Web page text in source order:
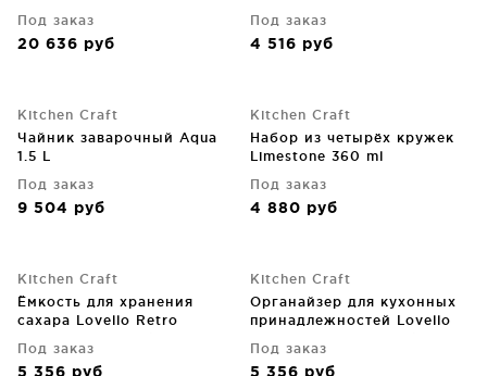
Под заказ
20 636 руб
Под заказ
4 516 руб
Kitchen Craft
Чайник заварочный Aqua
1.5 L
Под заказ
9 504 руб
Kitchen Craft
Набор из четырёх кружек
Limestone 360 ml
Под заказ
4 880 руб
Kitchen Craft
Ёмкость для хранения
сахара Lovello Retro
Под заказ
5 356 руб
Kitchen Craft
Органайзер для кухонных
принадлежностей Lovello
Под заказ
5 356 руб